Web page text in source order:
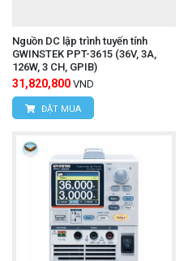
Nguồn DC lập trình tuyến tính
GWINSTEK PPT-3615 (36V, 3A,
126W, 3 CH, GPIB)
31,820,800 VND
ĐẶT MUA